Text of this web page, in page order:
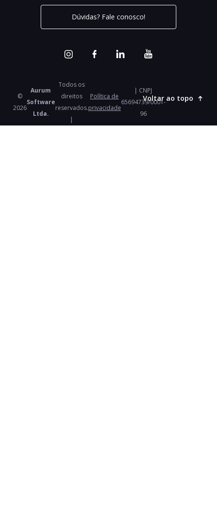
Dúvidas? Fale conosco!
©
2026
Aurum
Software
Ltda.
Todos os
direitos
reservados.
|
Política de
privacidade
| CNPJ
65694739/0001-
96
Voltar ao topo